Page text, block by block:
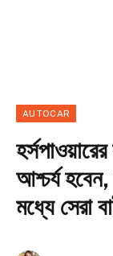
AUTOCAR
আশ্চর্য
মধ্যে সেরা